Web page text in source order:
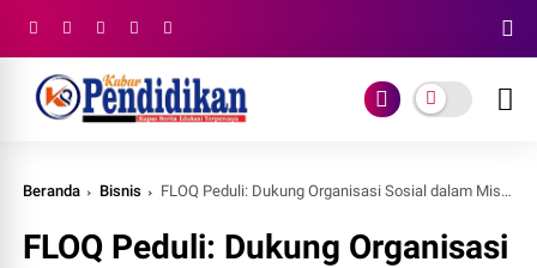
Beranda Bisnis FLOQ Peduli: Dukung Organisasi Sosial dalam Misi Kemanusiaan di Indonesia
FLOQ Peduli: Dukung Organisasi